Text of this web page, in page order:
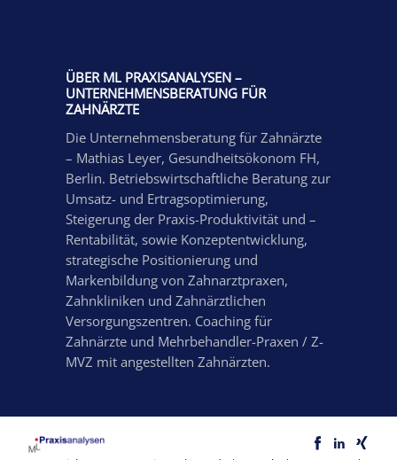
ÜBER ML PRAXISANALYSEN –
UNTERNEHMENSBERATUNG FÜR
ZAHNÄRZTE
Die Unternehmensberatung für Zahnärzte
– Mathias Leyer, Gesundheitsökonom FH,
Berlin. Betriebswirtschaftliche Beratung zur
Umsatz- und Ertragsoptimierung,
Steigerung der Praxis-Produktivität und –
Rentabilität, sowie Konzeptentwicklung,
strategische Positionierung und
Markenbildung von Zahnarztpraxen,
Zahnkliniken und Zahnärztlichen
Versorgungszentren. Coaching für
Zahnärzte und Mehrbehandler-Praxen / Z-
MVZ mit angestellten Zahnärzten.